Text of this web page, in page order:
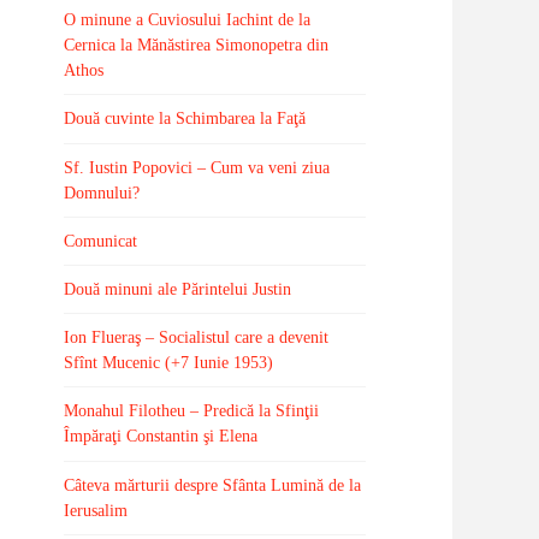
O minune a Cuviosului Iachint de la
Cernica la Mănăstirea Simonopetra din
Athos
Două cuvinte la Schimbarea la Faţă
Sf. Iustin Popovici – Cum va veni ziua
Domnului?
Comunicat
Două minuni ale Părintelui Justin
Ion Flueraş – Socialistul care a devenit
Sfînt Mucenic (+7 Iunie 1953)
Monahul Filotheu – Predică la Sfinţii
Împăraţi Constantin şi Elena
Câteva mărturii despre Sfânta Lumină de la
Ierusalim